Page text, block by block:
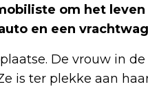
om het
en een
De vrouw in
is ter plekke aan